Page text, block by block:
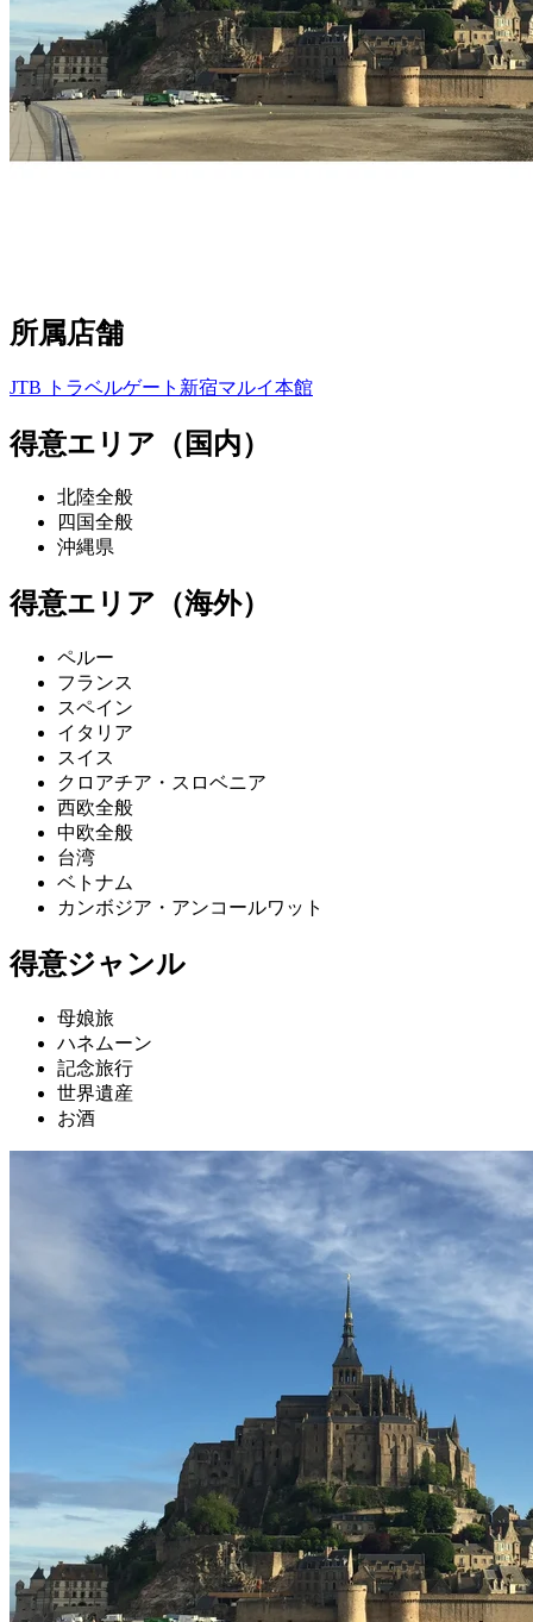
所属店舗
JTB トラベルゲート新宿マルイ本館
得意エリア（国内）
北陸全般
四国全般
沖縄県
得意エリア（海外）
ペルー
フランス
スペイン
イタリア
スイス
クロアチア・スロベニア
西欧全般
中欧全般
台湾
ベトナム
カンボジア・アンコールワット
得意ジャンル
母娘旅
ハネムーン
記念旅行
世界遺産
お酒